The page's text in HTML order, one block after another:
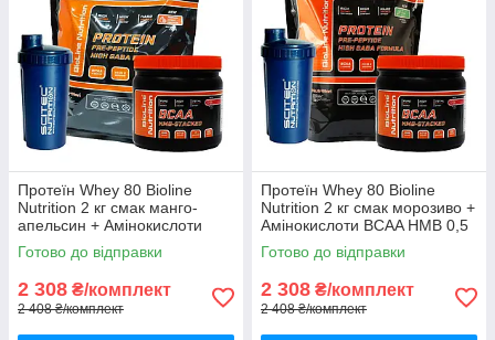
Протеїн Whey 80 Bioline
Nutrition 2 кг смак манго-
апельсин + Амінокислоти
BCAA HMB 0,5 кг + шейкер
Готово до відправки
2 308 ₴/комплект
2 408 ₴/комплект
Протеїн Whey 80 Bioline
Nutrition 2 кг смак морозиво +
Амінокислоти BCAA HMB 0,5
кг + шейкер
Готово до відправки
2 308 ₴/комплект
2 408 ₴/комплект